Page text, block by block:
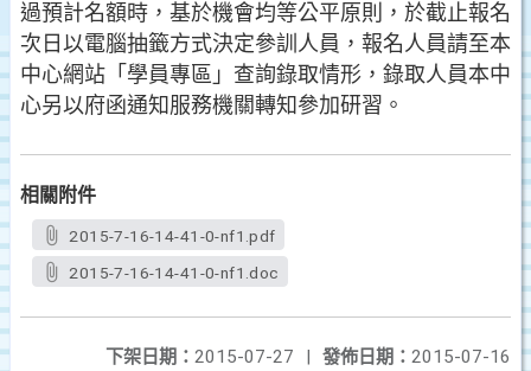
過預計名額時，基於機會均等公平原則，於截止報名
次日以電腦抽籤方式決定參訓人員，報名人員請至本
中心網站「學員專區」查詢錄取情形，錄取人員本中
心另以府函通知服務機關轉知參加研習。
相關附件
2015-7-16-14-41-0-nf1.pdf
2015-7-16-14-41-0-nf1.doc
發佈日期： 2015-07-16
下架日期： 2015-07-27
|